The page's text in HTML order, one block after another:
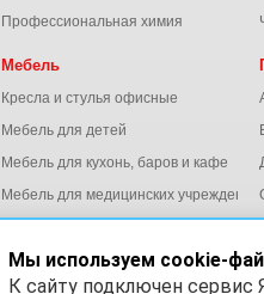
Профессиональная химия
Мебель
Кресла и стулья офисные
Мебель для детей
Мебель для кухонь, баров и кафе
Мебель для медицинских учреждений
Мы используем cookie-
К сайту подключен